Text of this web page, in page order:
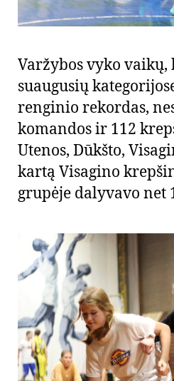
Varžybos vyko
suaugusių
renginio rekordas,
komandos ir 112
Utenos, Dūkšto,
kartą Visagino
grupėje dalyvavo net